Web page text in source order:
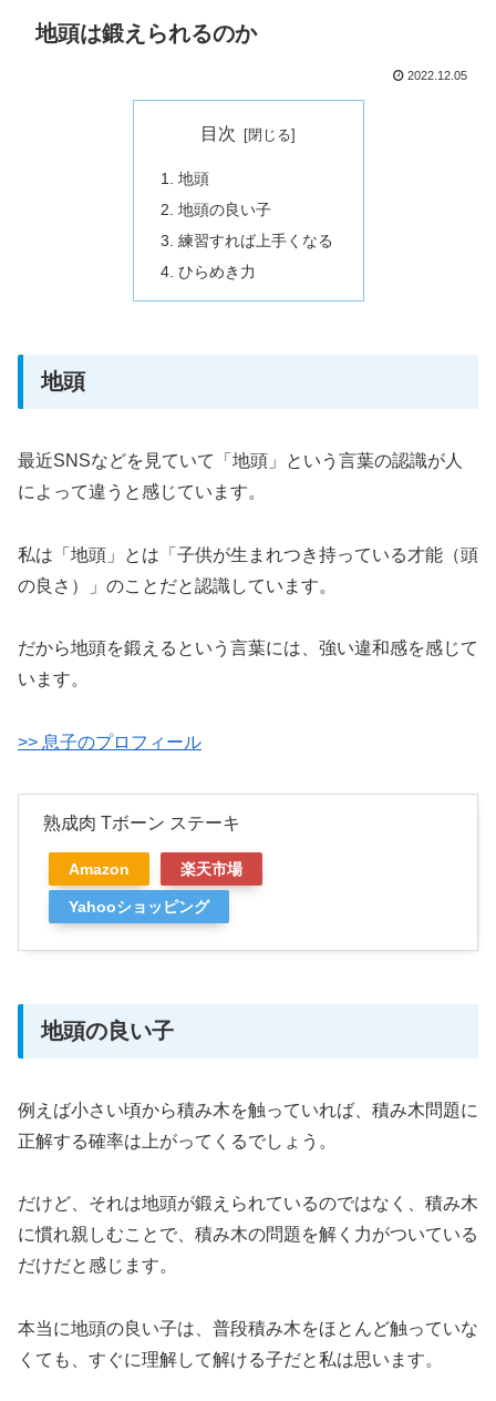
地頭は鍛えられるのか
2022.12.05
目次
地頭
地頭の良い子
練習すれば上手くなる
ひらめき力
地頭
最近SNSなどを見ていて「地頭」という言葉の認識が人
によって違うと感じています。
私は「地頭」とは「子供が生まれつき持っている才能（頭
の良さ）」のことだと認識しています。
だから地頭を鍛えるという言葉には、強い違和感を感じて
います。
>> 息子のプロフィール
熟成肉 Tボーン ステーキ
Amazon 楽天市場
Yahooショッピング
地頭の良い子
例えば小さい頃から積み木を触っていれば、積み木問題に
正解する確率は上がってくるでしょう。
だけど、それは地頭が鍛えられているのではなく、積み木
に慣れ親しむことで、積み木の問題を解く力がついている
だけだと感じます。
本当に地頭の良い子は、普段積み木をほとんど触っていな
くても、すぐに理解して解ける子だと私は思います。